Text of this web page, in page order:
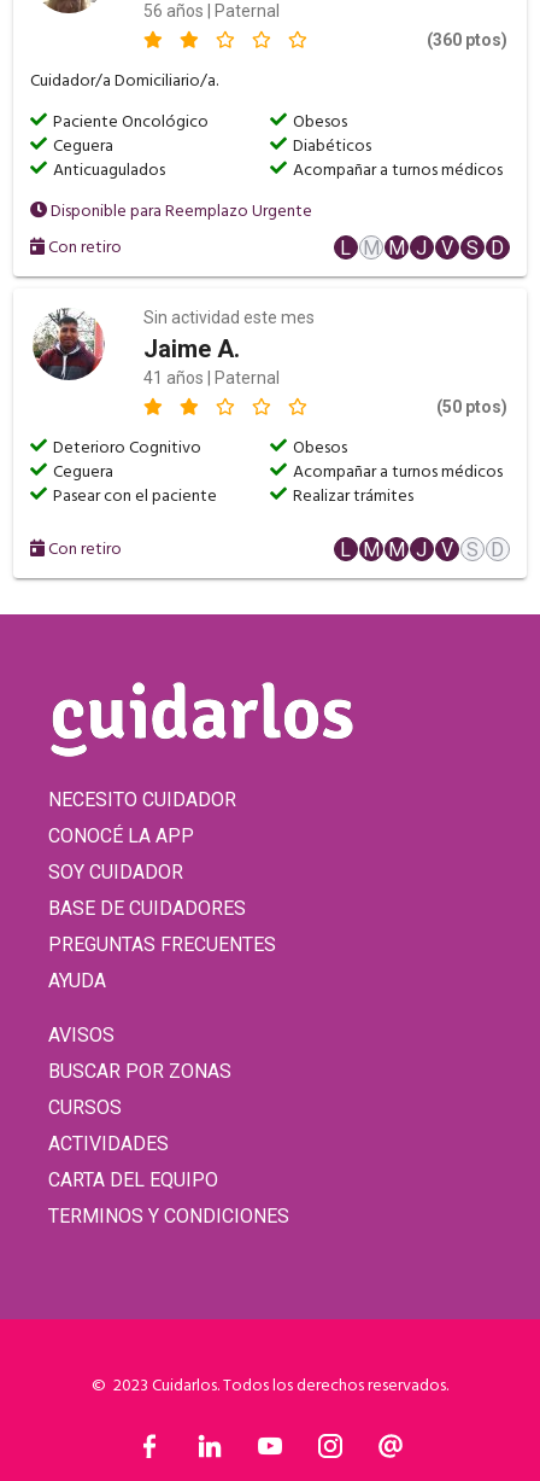
56 años | Paternal
(360 ptos)
Cuidador/a Domiciliario/a.
Paciente Oncológico
Obesos
Ceguera
Diabéticos
Anticuagulados
Acompañar a turnos médicos
Disponible para Reemplazo Urgente
Con retiro
L M M J V S D
Sin actividad este mes
Jaime A.
41 años | Paternal
(50 ptos)
Deterioro Cognitivo
Obesos
Ceguera
Acompañar a turnos médicos
Pasear con el paciente
Realizar trámites
Con retiro L M M J V S D
NECESITO CUIDADOR
CONOCÉ LA APP
SOY CUIDADOR
BASE DE CUIDADORES
PREGUNTAS FRECUENTES
AYUDA
AVISOS
BUSCAR POR ZONAS
CURSOS
ACTIVIDADES
CARTA DEL EQUIPO
TERMINOS Y CONDICIONES
© 2023 Cuidarlos. Todos los derechos reservados.